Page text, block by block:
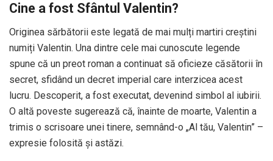
Cine a fost Sfântul Valentin?
Originea sărbătorii este legată de mai mulți martiri creștini
numiți Valentin. Una dintre cele mai cunoscute legende
spune că un preot roman a continuat să oficieze căsătorii în
secret, sfidând un decret imperial care interzicea acest
lucru. Descoperit, a fost executat, devenind simbol al iubirii.
O altă poveste sugerează că, înainte de moarte, Valentin a
trimis o scrisoare unei tinere, semnând-o „Al tău, Valentin” –
expresie folosită și astăzi.